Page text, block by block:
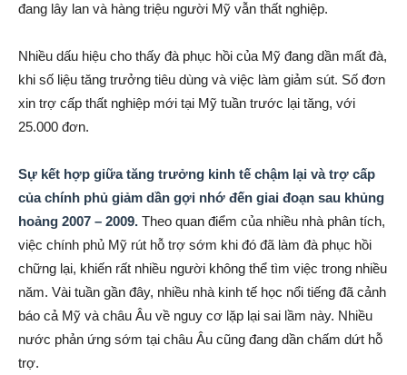
đang lây lan và hàng triệu người Mỹ vẫn thất nghiệp.
Nhiều dấu hiệu cho thấy đà phục hồi của Mỹ đang dần mất đà,
khi số liệu tăng trưởng tiêu dùng và việc làm giảm sút. Số đơn
xin trợ cấp thất nghiệp mới tại Mỹ tuần trước lại tăng, với
25.000 đơn.
Sự kết hợp giữa tăng trưởng kinh tế chậm lại và trợ cấp
của chính phủ giảm dần gợi nhớ đến giai đoạn sau khủng
hoảng 2007 – 2009. Theo quan điểm của nhiều nhà phân tích,
việc chính phủ Mỹ rút hỗ trợ sớm khi đó đã làm đà phục hồi
chững lại, khiến rất nhiều người không thể tìm việc trong nhiều
năm. Vài tuần gần đây, nhiều nhà kinh tế học nổi tiếng đã cảnh
báo cả Mỹ và châu Âu về nguy cơ lặp lại sai lầm này. Nhiều
nước phản ứng sớm tại châu Âu cũng đang dần chấm dứt hỗ
trợ.